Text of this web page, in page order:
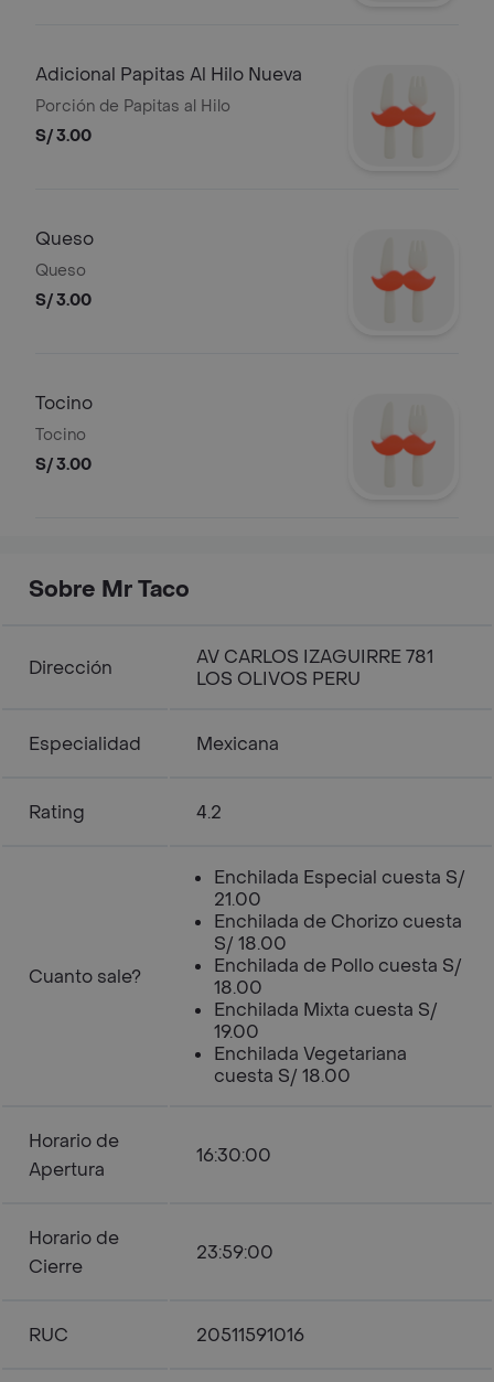
Adicional Papitas Al Hilo Nueva
Porción de Papitas al Hilo
S/ 3.00
Queso
Queso
S/ 3.00
Tocino
Tocino
S/ 3.00
Sobre Mr Taco
Dirección
AV CARLOS IZAGUIRRE 781
LOS OLIVOS PERU
Especialidad Mexicana
Rating 4.2
Cuanto sale?
Enchilada Especial cuesta S/
21.00
Enchilada de Chorizo cuesta
S/ 18.00
Enchilada de Pollo cuesta S/
18.00
Enchilada Mixta cuesta S/
19.00
Enchilada Vegetariana
cuesta S/ 18.00
Horario de
Apertura
16:30:00
Horario de
Cierre
23:59:00
RUC 20511591016